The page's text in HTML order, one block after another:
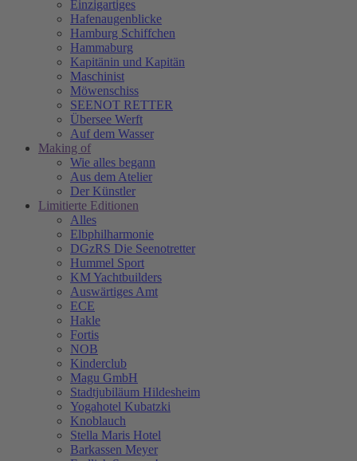
Einzigartiges
Hafenaugen­blicke
Hamburg Schiffchen
Hammaburg
Kapitänin und Kapitän
Maschinist
Möwenschiss
SEENOT RETTER
Übersee Werft
Auf dem Wasser
Making of
Wie alles begann
Aus dem Atelier
Der Künstler
Limitierte Editionen
Alles
Elbphilharmonie
DGzRS Die Seenotretter
Hummel Sport
KM Yachtbuilders
Auswärtiges Amt
ECE
Hakle
Fortis
NOB
Kinderclub
Magu GmbH
Stadtjubiläum Hildesheim
Yogahotel Kubatzki
Knoblauch
Stella Maris Hotel
Barkassen Meyer